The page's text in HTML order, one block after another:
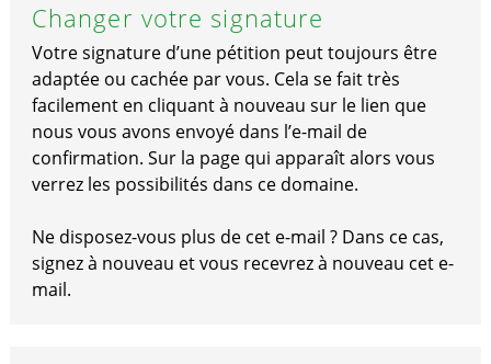
Changer votre signature
Votre signature d’une pétition peut toujours être
adaptée ou cachée par vous. Cela se fait très
facilement en cliquant à nouveau sur le lien que
nous vous avons envoyé dans l’e-mail de
confirmation. Sur la page qui apparaît alors vous
verrez les possibilités dans ce domaine.
Ne disposez-vous plus de cet e-mail ? Dans ce cas,
signez à nouveau et vous recevrez à nouveau cet e-
mail.